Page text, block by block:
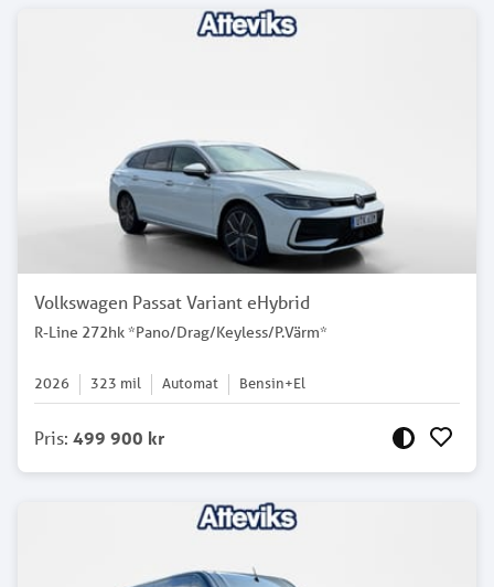
Volkswagen Passat Variant eHybrid
R-Line 272hk *Pano/Drag/Keyless/P.Värm*
2026 323 mil Automat Bensin+El
Pris: 499 900 kr